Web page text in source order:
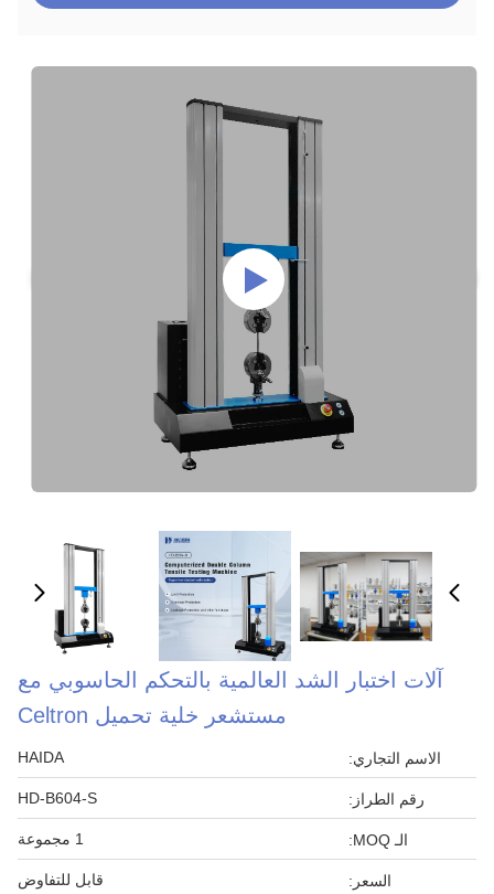
آلات اختبار الشد العالمية بالتحكم الحاسوبي مع
مستشعر خلية تحميل Celtron
الاسم التجاري: HAIDA
رقم الطراز: HD-B604-S
الـ MOQ: 1 مجموعة
السعر: قابل للتفاوض